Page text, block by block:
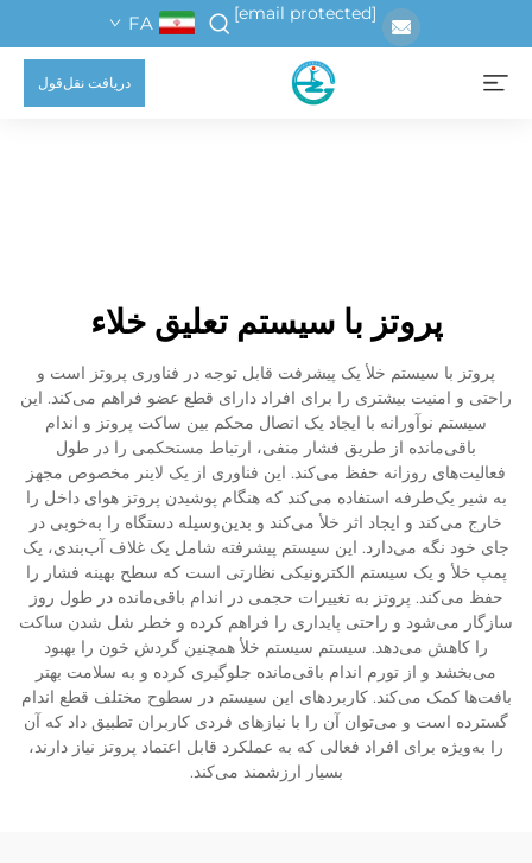
[email protected]
FA
دریافت نقل‌قول
پروتز با سیستم تعلیق خلاء
پروتز با سیستم خلأ یک پیشرفت قابل توجه در فناوری پروتز است و
راحتی و امنیت بیشتری را برای افراد دارای قطع عضو فراهم می‌کند. این
سیستم نوآورانه با ایجاد یک اتصال محکم بین ساکت پروتز و اندام
باقی‌مانده از طریق فشار منفی، ارتباط مستحکمی را در طول
فعالیت‌های روزانه حفظ می‌کند. این فناوری از یک لاینر مخصوص مجهز
به شیر یک‌طرفه استفاده می‌کند که هنگام پوشیدن پروتز هوای داخل را
خارج می‌کند و ایجاد اثر خلأ می‌کند و بدین‌وسیله دستگاه را به‌خوبی در
جای خود نگه می‌دارد. این سیستم پیشرفته شامل یک غلاف آب‌بندی، یک
پمپ خلأ و یک سیستم الکترونیکی نظارتی است که سطح بهینه فشار را
حفظ می‌کند. پروتز به تغییرات حجمی در اندام باقی‌مانده در طول روز
سازگار می‌شود و راحتی پایداری را فراهم کرده و خطر شل شدن ساکت
را کاهش می‌دهد. سیستم سیستم خلأ همچنین گردش خون را بهبود
می‌بخشد و از تورم اندام باقی‌مانده جلوگیری کرده و به سلامت بهتر
بافت‌ها کمک می‌کند. کاربردهای این سیستم در سطوح مختلف قطع اندام
گسترده است و می‌توان آن را با نیازهای فردی کاربران تطبیق داد که آن
را به‌ویژه برای افراد فعالی که به عملکرد قابل اعتماد پروتز نیاز دارند،
بسیار ارزشمند می‌کند.